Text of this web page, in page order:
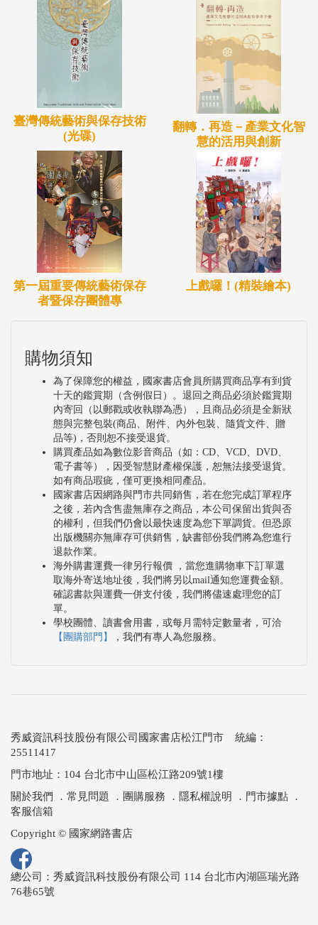
臺灣傳統藝術與保存技術
(光碟)
翻轉．再造－產業文化智
慧的活用與創新
第一屆重要傳統藝術保存
者暨保存團體專
上戲囉！(精裝繪本)
購物須知
為了保障您的權益，國家書店會員所購買商品享有到貨
十天的鑑賞期（含例假日）。退回之商品必須於鑑賞期
內寄回（以郵戳或收執聯為憑），且商品必須是全新狀
態與完整包裝(商品、附件、內外包裝、隨貨文件、贈
品等)，否則恕不接受退貨。
購買產品如為數位影音商品（如：CD、VCD、DVD、
電子書等），因受智慧財產權保護，恕無法接受退貨。
如有商品瑕疵，僅可更換相同產品。
國家書店因網路與門市共同銷售，若在您完成訂單程序
之後，若內含售盡無庫存之商品，本公司保留出貨與否
的權利，但我們仍會以最快速度為您下單調貨。但恐原
出版機關亦無庫存可供銷售，缺書部份我們將為您進行
退款作業。
海外購書運費一律另行報價 ，當您進購物車下訂單選
取海外寄送地址後，我們將另以mail通知您運費金額。
確認書款與運費一併支付後，我們將儘速處理您的訂
單。
學校團體、讀書會用書，或每月需特定數量者，可洽
【團購部門】
，我們有專人為您服務。
秀威資訊科技股份有限公司國家書店松江門市 統編：
25511417
門市地址：104 台北市中山區松江路209號1樓
關於我們
． 常見問題 ． 團購服務 ． 隱私權說明 ． 門市據點 ．
客服信箱
Copyright © 國家網路書店
總公司：秀威資訊科技股份有限公司 114 台北市內湖區瑞光路
76巷65號